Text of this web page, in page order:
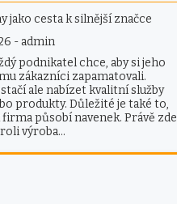
jako cesta k silnější značce
- admin
podnikatel chce, aby si jeho
zákazníci zapamatovali.
ale nabízet kvalitní služby
produkty. Důležité je také to,
firma působí navenek. Právě zde
výroba…